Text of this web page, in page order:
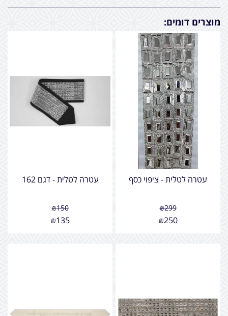
מוצרים דומים:
עטרה לטלית - ציפוי כסף
₪299
₪250
עטרה לטלית - דגם 162
₪150
₪135